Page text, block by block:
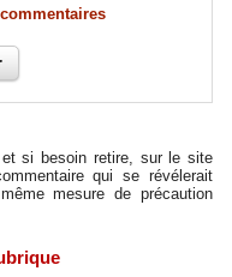
et si besoin retire, sur le site
qui se révélerait
mesure de précaution